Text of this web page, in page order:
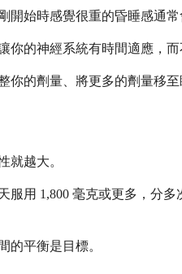
始時感覺很重的昏睡感通常
的神經系統有時間適應，而
的劑量、將更多的劑量移至
就越大。
用 1,800 毫克或更多，分
的平衡是目標。